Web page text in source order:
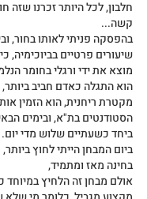
חלבון, לכל היותר זכרנו שזה
קשה...
בהפסקה פניתי לאותו בחור,
שיעורים פרטיים בביוכימיה,
מוצא את ידי ורגלי בחומר
הוא התגלה כאדם חביב
מקטרת ריחנית, הוא הזמין
הסטודנטים בת"א, ובימים
ביחד כשעתיים שלוש מדי יום.
ביום המבחן הייתי לחוץ
בחינה מאז ומתמיד,
אולם מבחן זה הלחיץ במיוחד